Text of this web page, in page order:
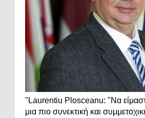
"Laurentiu Plosceanu: "Να
μια πιο συνεκτική και